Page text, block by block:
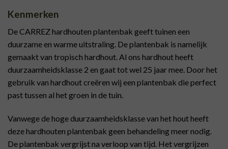
Kenmerken
De CARREZ hardhouten plantenbak geeft tuinen een
duurzame en warme uitstraling. De plantenbak is namelijk
gemaakt van tropisch hardhout. Al ons hardhout heeft
duurzaamheidsklasse 2 en gaat tot wel 25 jaar mee. Door het
gebruik van hardhout creëren wij een plantenbak die perfect
past tussen al het groen in de tuin.
Vanwege de hoge duurzaamheidsklasse van het hout heeft
deze hardhouten plantenbak geen behandeling meer nodig.
De plantenbak vergrijst na verloop van tijd. Het vergrijzen